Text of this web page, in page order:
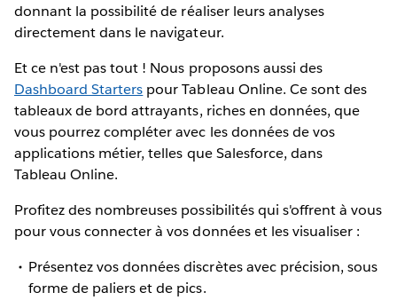
donnant la possibilité de réaliser leurs analyses
directement dans le navigateur.
Et ce n'est pas tout ! Nous proposons aussi des
Dashboard Starters pour Tableau Online. Ce sont des
tableaux de bord attrayants, riches en données, que
vous pourrez compléter avec les données de vos
applications métier, telles que Salesforce, dans
Tableau Online.
Profitez des nombreuses possibilités qui s'offrent à vous
pour vous connecter à vos données et les visualiser :
Présentez vos données discrètes avec précision, sous
forme de paliers et de pics.